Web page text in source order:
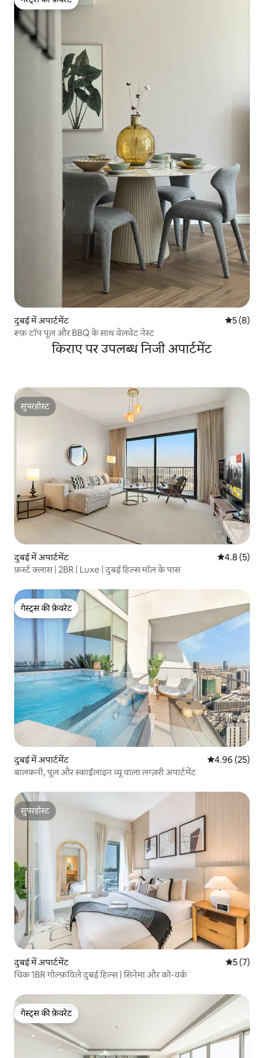
गेस्ट्स की फ़ेवरेट
दुबई में अपार्टमेंट औसत रेटिंग
5 (8)
रूफ़ टॉप पूल और BBQ के साथ वेलवेट नेस्ट
किराए पर उपलब्ध निजी अपार्टमेंट
सुपरहोस्ट
सुपरहोस्ट
दुबई में अपार्टमेंट औसत रेटिंग 5
4.8 (5)
फ़र्स्ट क्लास | 2BR | Luxe | दुबई हिल्स मॉल के पास
गेस्ट्स की फ़ेवरेट
गेस्ट्स की फ़ेवरेट
दुबई में अपार्टमेंट औसत रेटिंग 5 में
4.96 (25)
बालकनी, पूल और स्काईलाइन व्यू वाला लग्ज़री अपार्टमेंट
सुपरहोस्ट
सुपरहोस्ट
दुबई में अपार्टमेंट औसत रेटिंग
5 (7)
चिक 1BR गोल्फ़विले दुबई हिल्स | सिनेमा और को-वर्क
गेस्ट्स की फ़ेवरेट
गेस्ट्स की फ़ेवरेट